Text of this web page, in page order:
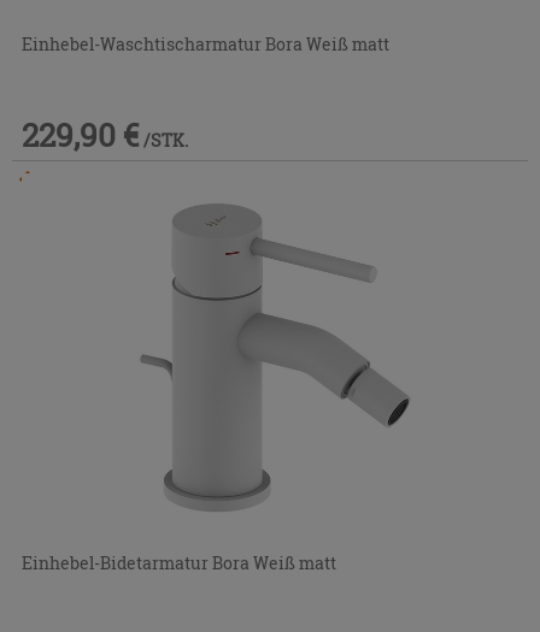
Einhebel-Waschtischarmatur Bora Weiß matt
229,90 € /STK.
Einhebel-Bidetarmatur Bora Weiß matt